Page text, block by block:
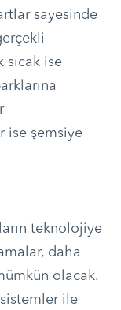
sayesinde
sıcak ise
ise şemsiye
teknolojiye
daha
olacak.
ile